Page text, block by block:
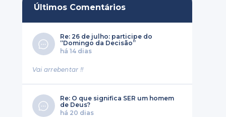
Últimos Comentários
Re: 26 de julho: participe do
“Domingo da Decisão”
há 14 dias
Vai arrebentar !!
Re: O que significa SER um homem
de Deus?
há 20 dias